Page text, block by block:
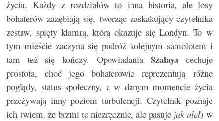
życiu. Każdy z rozdziałów to inna historia, ale losy
bohaterów zazębiają się, tworząc zaskakujący czytelnika
zestaw, spięty klamrą, którą okazuje się Londyn. To w
tym mieście zaczyna się podróż kolejnym samolotem i
tam też się kończy. Opowiadania Szalayacechuje
prostota, choć jego bohaterowie reprezentują różne
poglądy, status społeczny, a w danym momencie życia
przeżywają inny poziom turbulencji. Czytelnik poznaje
ich (wiem, że brzmi to niezręcznie, ale pasuje jak ulał) w